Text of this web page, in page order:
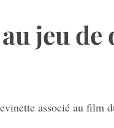
jeu de
associé au film